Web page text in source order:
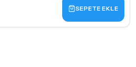
SEPETE EKLE